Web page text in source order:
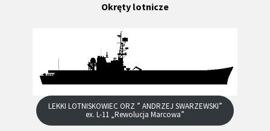
Okręty lotnicze
LEKKI LOTNISKOWIEC ORZ ” ANDRZEJ SWARZEWSKI”
ex. L-11 „Rewolucja Marcowa”